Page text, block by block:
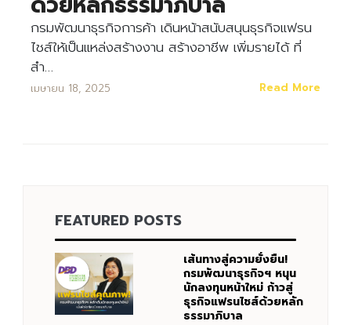
Search
Search
กรมพัฒนาธุรกิจการค้า เดินหน้าสนับสนุนธุรกิจแฟรน
ไชส์ให้เป็นแหล่งสร้างงาน สร้างอาชีพ เพิ่มรายได้ ที่
สำ…
เมษายน 18, 2025 Read More
FEATURED POSTS
เส้นทางสู่ความยั่งยืน!
กรมพัฒนาธุรกิจฯ หนุน
นักลงทุนหน้าใหม่ ก้าวสู่
ธุรกิจแฟรนไชส์ด้วยหลัก
ธรรมาภิบาล